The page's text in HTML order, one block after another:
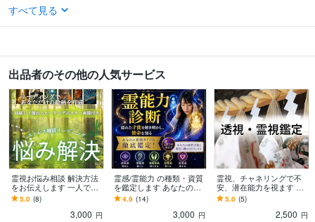
すべて見る
出品者のその他の人気サービス
霊視お悩み相談 解決方法
をお伝えします 一人で悩
まず霊視リーディングに
お任せください
5.0 (8)
3,000 円
霊感/霊能力 の種類・資質
を鑑定します あなたの霊
感資質・才能・適性を完
全鑑定/私に霊能力はある
4.9 (14)
3,000 円
霊視、チャネリングで不
安、潜在能力を視ます ど
んなお悩みでも根本を霊
視し解決に導きます
5.0 (5)
2,500 円